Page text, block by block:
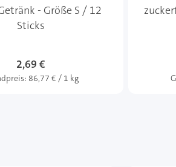
- Größe S / 12
Sticks
2,69 €
86,77 € / 1 kg